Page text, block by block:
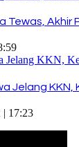
Tewas, Akhir
Jelang KKN,
| 17:23